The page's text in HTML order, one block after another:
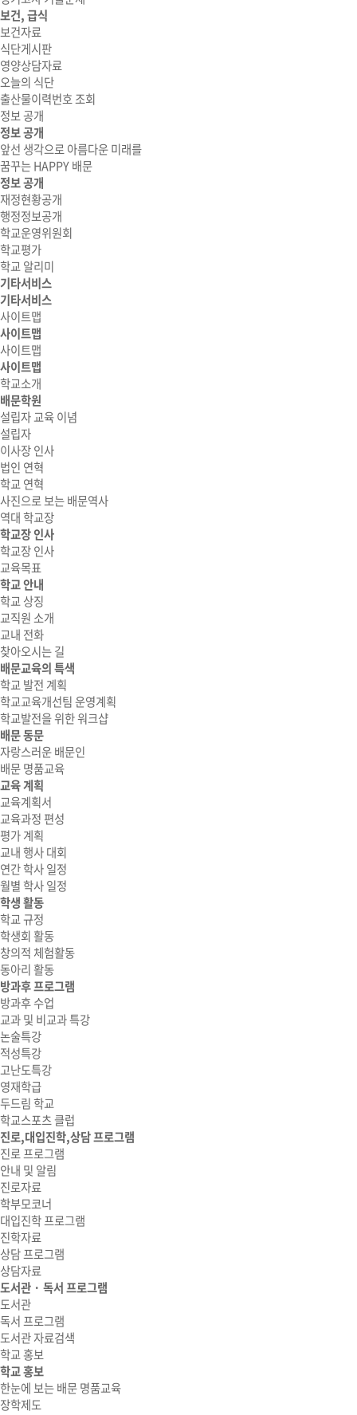
보건, 급식
보건자료
식단게시판
영양상담자료
오늘의 식단
출산물이력번호 조회
정보 공개
정보 공개
앞선 생각으로 아름다운 미래를
꿈꾸는 HAPPY 배문
정보 공개
재정현황공개
행정정보공개
학교운영위원회
학교평가
학교 알리미
기타서비스
기타서비스
사이트맵
사이트맵
사이트맵
사이트맵
학교소개
배문학원
설립자 교육 이념
설립자
이사장 인사
법인 연혁
학교 연혁
사진으로 보는 배문역사
역대 학교장
학교장 인사
학교장 인사
교육목표
학교 안내
학교 상징
교직원 소개
교내 전화
찾아오시는 길
배문교육의 특색
학교 발전 계획
학교교육개선팀 운영계획
학교발전을 위한 워크샵
배문 동문
자랑스러운 배문인
배문 명품교육
교육 계획
교육계획서
교육과정 편성
평가 계획
교내 행사 대회
연간 학사 일정
월별 학사 일정
학생 활동
학교 규정
학생회 활동
창의적 체험활동
동아리 활동
방과후 프로그램
방과후 수업
교과 및 비교과 특강
논술특강
적성특강
고난도특강
영재학급
두드림 학교
학교스포츠 클럽
진로,대입진학,상담 프로그램
진로 프로그램
안내 및 알림
진로자료
학부모코너
대입진학 프로그램
진학자료
상담 프로그램
상담자료
도서관 · 독서 프로그램
도서관
독서 프로그램
도서관 자료검색
학교 홍보
학교 홍보
한눈에 보는 배문 명품교육
장학제도